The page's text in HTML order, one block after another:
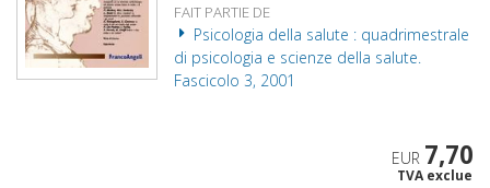
FAIT PARTIE DE
Psicologia della salute : quadrimestrale
di psicologia e scienze della salute.
Fascicolo 3, 2001
EUR 7,70
TVA exclue